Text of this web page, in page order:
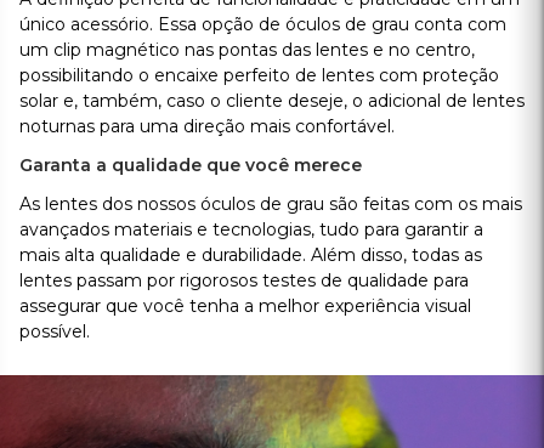
Nossa equipe de especialistas está sempre disponível para
ajudar você a escolher o modelo ideal. Consideramos seu estilo,
necessidades e orçamento para garantir a melhor escolha.
Laboratório próprio
materiais de alta qualidade. Nosso laboratório próprio nos
permite controlar cada etapa da produção, assegurando a
excelência dos nossos produtos.
CUPOM DE 5% DE
DESCONTO